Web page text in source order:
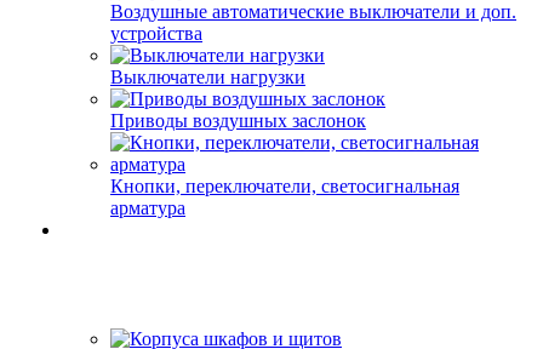
Воздушные автоматические выключатели и доп.
устройства
Выключатели нагрузки
Приводы воздушных заслонок
Кнопки, переключатели, светосигнальная
арматура